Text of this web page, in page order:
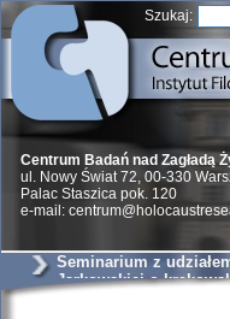
Szukaj:
Centrum Badań nad Zagładą
ul. Nowy Świat 72, 00-330
Palac Staszica pok. 120
e-mail:
Seminarium z
Jarkowskiej o